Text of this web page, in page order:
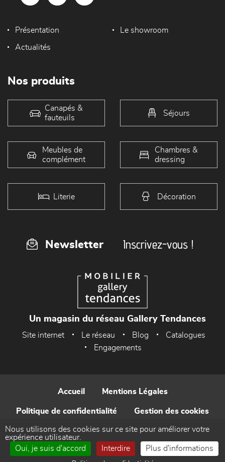
Présentation Le showroom
Actualités
Nos produits
Canapés &
fauteuils
Séjours
Meubles de
complément
Chambres &
dressing
Literie Décoration
Newsletter Inscrivez-vous !
Un magasin du réseau Gallery Tendances
Site internet Le réseau Blog
Catalogues
Engagements
Accueil Mentions Légales
Politique de confidentialité Gestion des cookies
Contact
Nous utilisons des cookies sur ce site pour améliorer votre
expérience utilisateur.
Oui, je suis d'accord
Interdire Plus d'informations